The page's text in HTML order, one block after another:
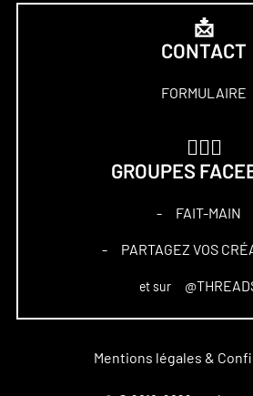
📩
CONTACT
FORMULAIRE
GROUPES
– FAIT-MAIN
– PARTAGEZ VOS
et sur
Mentions légales &